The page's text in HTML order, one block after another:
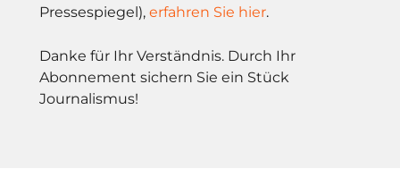
Pressespiegel), erfahren Sie hier.
Danke für Ihr Verständnis. Durch Ihr
Abonnement sichern Sie ein Stück
Journalismus!